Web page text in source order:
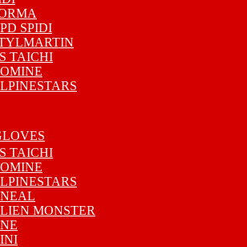
SPIDI
TAICHI
TAICHI
MONSTER
TAICHI
MONSTER